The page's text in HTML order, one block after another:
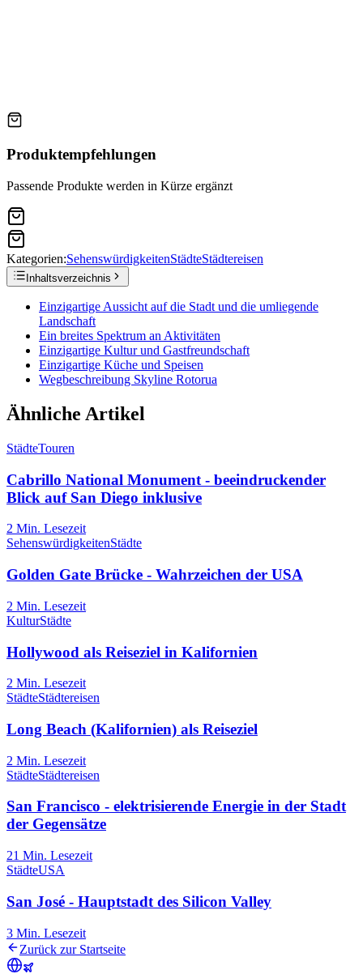
Produktempfehlungen
Passende Produkte werden in Kürze ergänzt
Kategorien:SehenswürdigkeitenStädteStädtereisen
Inhaltsverzeichnis
Einzigartige Aussicht auf die Stadt und die umliegende
Landschaft
Ein breites Spektrum an Aktivitäten
Einzigartige Kultur und Gastfreundschaft
Einzigartige Küche und Speisen
Wegbeschreibung Skyline Rotorua
Ähnliche Artikel
StädteTouren
Cabrillo National Monument - beeindruckender
Blick auf San Diego inklusive
2 Min. Lesezeit
SehenswürdigkeitenStädte
Golden Gate Brücke - Wahrzeichen der USA
2 Min. Lesezeit
KulturStädte
Hollywood als Reiseziel in Kalifornien
2 Min. Lesezeit
StädteStädtereisen
Long Beach (Kalifornien) als Reiseziel
2 Min. Lesezeit
StädteStädtereisen
San Francisco - elektrisierende Energie in der Stadt
der Gegensätze
21 Min. Lesezeit
StädteUSA
San José - Hauptstadt des Silicon Valley
3 Min. Lesezeit
Zurück zur Startseite